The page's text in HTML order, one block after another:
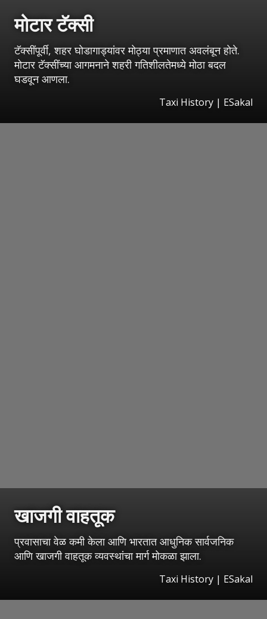
मोटार टॅक्सी
टॅक्सींपूर्वी, शहर घोडागाड्यांवर मोठ्या प्रमाणात अवलंबून होते.
मोटार टॅक्सींच्या आगमनाने शहरी गतिशीलतेमध्ये मोठा बदल
घडवून आणला.
Taxi History | ESakal
खाजगी वाहतूक
प्रवासाचा वेळ कमी केला आणि भारतात आधुनिक सार्वजनिक
आणि खाजगी वाहतूक व्यवस्थांचा मार्ग मोकळा झाला.
Taxi History | ESakal